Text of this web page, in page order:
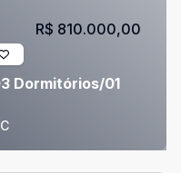
Dormitórios/01
R$ 810.000,00